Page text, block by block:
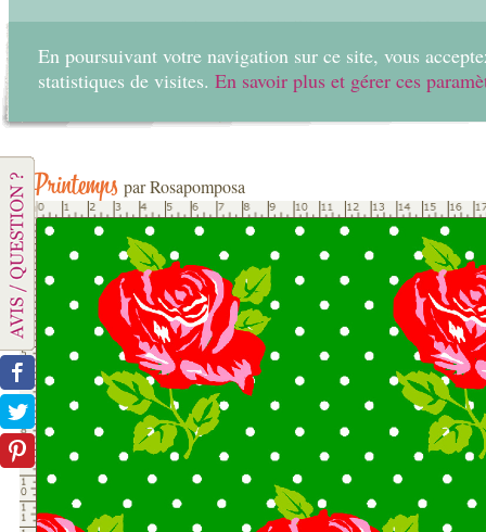
En poursuivant votre navigation sur ce site, vous
statistiques de visites. En savoir plus et gérer ces
Printemps par Rosapomposa